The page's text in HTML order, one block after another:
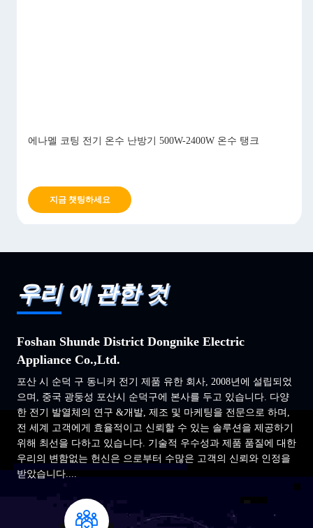
에나멜 코팅 전기 온수 난방기 500W-2400W 온수 탱크
지금 챗팅하세요
우리 에 관한 것
Foshan Shunde District Dongnike Electric
Appliance Co.,Ltd.
포산 시 순덕 구 동니커 전기 제품 유한 회사, 2008년에 설립되었
으며, 중국 광둥성 포산시 순덕구에 본사를 두고 있습니다. 다양
한 전기 발열체의 연구 &개발, 제조 및 마케팅을 전문으로 하며,
전 세계 고객에게 효율적이고 신뢰할 수 있는 솔루션을 제공하기
위해 최선을 다하고 있습니다. 기술적 우수성과 제품 품질에 대한
우리의 변함없는 헌신은 으로부터 수많은 고객의 신뢰와 인정을
받았습니다....